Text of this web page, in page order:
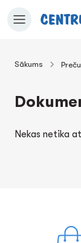
Sākums
Nekas netika